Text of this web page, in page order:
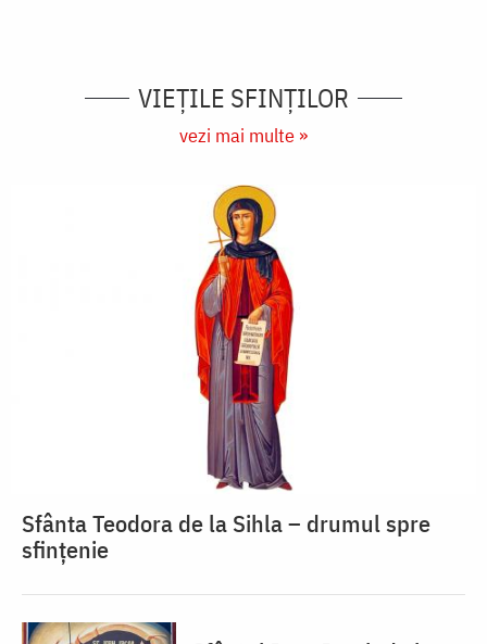
VIEŢILE SFINŢILOR
vezi mai multe »
Sfânta Teodora de la Sihla – drumul spre
sfințenie